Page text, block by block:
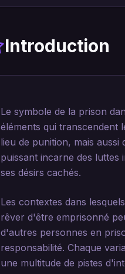
Introduction
Le symbole de la prison
éléments qui transcendent
lieu de punition, mais
puissant incarne des
ses désirs cachés.
Les contextes dans
rêver d'être emprisonné
d'autres personnes en
responsabilité. Chaque
une multitude de pistes